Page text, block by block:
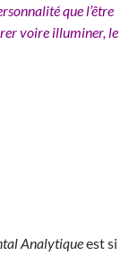
que l’être
voire illuminer, le
Analytiqueest si